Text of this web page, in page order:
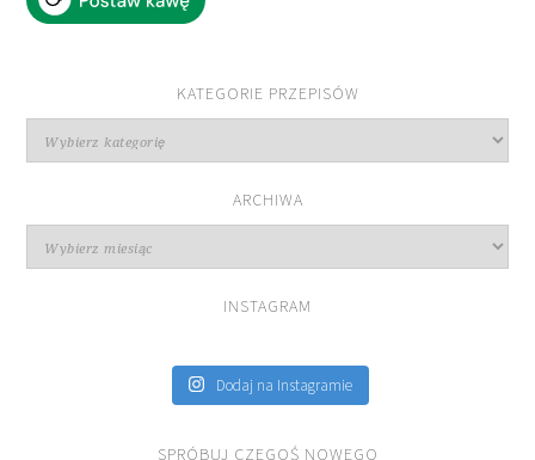
KATEGORIE PRZEPISÓW
przepisów
ARCHIWA
INSTAGRAM
Dodaj na Instagramie
SPRÓBUJ CZEGOŚ NOWEGO